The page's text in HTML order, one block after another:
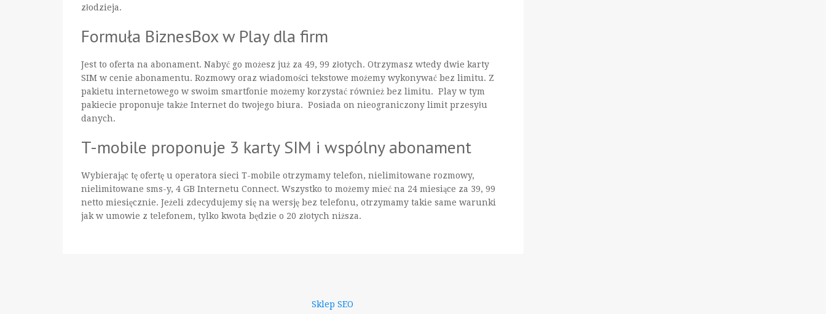
złodzieja.
Formuła BiznesBox w Play dla firm
Jest to oferta na abonament. Nabyć go możesz już za 49, 99 złotych. Otrzymasz wtedy dwie karty
SIM w cenie abonamentu. Rozmowy oraz wiadomości tekstowe możemy wykonywać bez limitu. Z
pakietu internetowego w swoim smartfonie możemy korzystać również bez limitu. Play w tym
pakiecie proponuje także Internet do twojego biura. Posiada on nieograniczony limit przesyłu
danych.
T-mobile proponuje 3 karty SIM i wspólny abonament
Wybierając tę ofertę u operatora sieci T-mobile otrzymamy telefon, nielimitowane rozmowy,
nielimitowane sms-y, 4 GB Internetu Connect. Wszystko to możemy mieć na 24 miesiące za 39, 99
netto miesięcznie. Jeżeli zdecydujemy się na wersję bez telefonu, otrzymamy takie same warunki
jak w umowie z telefonem, tylko kwota będzie o 20 złotych niższa.
Sklep SEO